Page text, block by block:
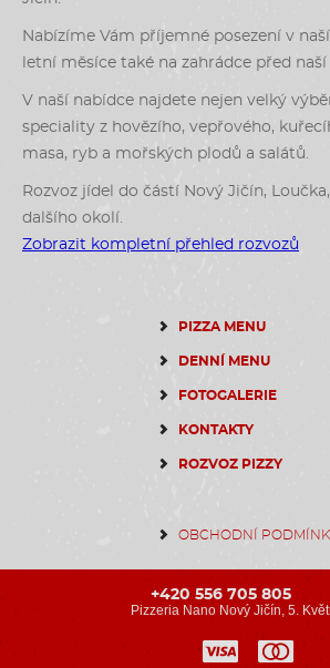
Nabízíme Vám příjemné posezení v
letní měsíce také na zahrádce před naší
V naší nabídce najdete nejen velký
speciality z hovězího, vepřového,
masa, ryb a mořských plodů a salátů.
Rozvoz jídel do částí Nový Jičín,
dalšího okolí.
Zobrazit kompletní přehled rozvozů
PIZZA MENU
DENNÍ MENU
FOTOGALERIE
KONTAKTY
ROZVOZ PIZZY
OBCHODNÍ
+420 556 705 805
Pizzeria Nano Nový Jičín, 5.